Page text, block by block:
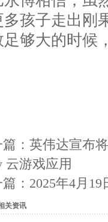
多孩子走出刚
足够大的时候
： 英伟达宣布
云游戏应用
： 2025年4月
关资讯